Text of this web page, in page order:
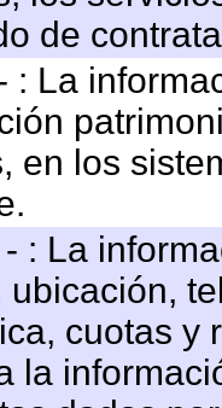
de
: La
en los
: La
ubicación,
cuotas y
la